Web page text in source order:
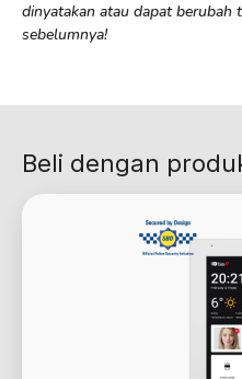
dinyatakan atau dapat berubah
sebelumnya!
Beli dengan